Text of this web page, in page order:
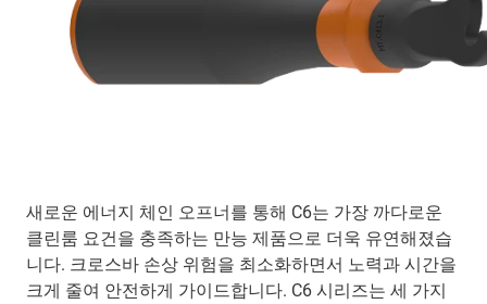
새로운 에너지 체인 오프너를 통해 C6는 가장 까다로운
클린룸 요건을 충족하는 만능 제품으로 더욱 유연해졌습
니다. 크로스바 손상 위험을 최소화하면서 노력과 시간을
크게 줄여 안전하게 가이드합니다. C6 시리즈는 세 가지